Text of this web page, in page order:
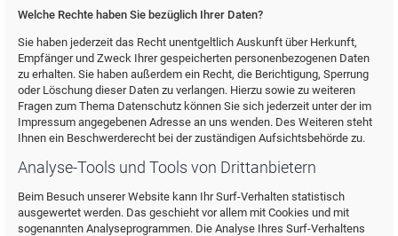
Welche Rechte haben Sie bezüglich Ihrer Daten?
Sie haben jederzeit das Recht unentgeltlich Auskunft über Herkunft,
Empfänger und Zweck Ihrer gespeicherten personenbezogenen Daten
zu erhalten. Sie haben außerdem ein Recht, die Berichtigung, Sperrung
oder Löschung dieser Daten zu verlangen. Hierzu sowie zu weiteren
Fragen zum Thema Datenschutz können Sie sich jederzeit unter der im
Impressum angegebenen Adresse an uns wenden. Des Weiteren steht
Ihnen ein Beschwerderecht bei der zuständigen Aufsichtsbehörde zu.
Analyse-Tools und Tools von Drittanbietern
Beim Besuch unserer Website kann Ihr Surf-Verhalten statistisch
ausgewertet werden. Das geschieht vor allem mit Cookies und mit
sogenannten Analyseprogrammen. Die Analyse Ihres Surf-Verhaltens